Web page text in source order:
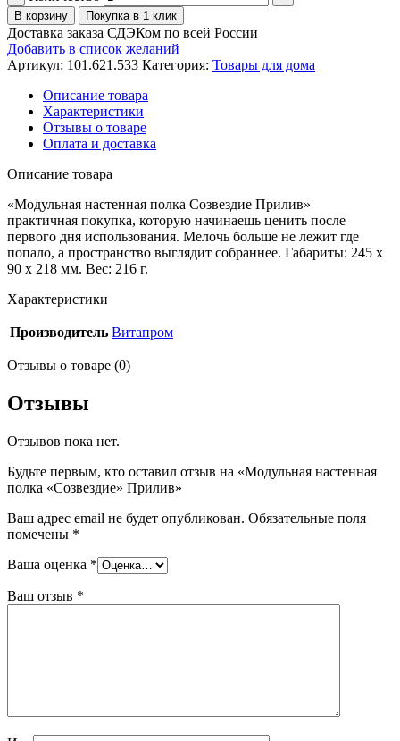
В корзину Покупка в 1 клик
Доставка заказа СДЭКом по всей России
Добавить в список желаний
Артикул: 101.621.533 Категория: Товары для дома
Описание товара
Характеристики
Отзывы о товаре
Оплата и доставка
Описание товара
«Модульная настенная полка Созвездие Прилив» —
практичная покупка, которую начинаешь ценить после
первого дня использования. Мелочь больше не лежит где
попало, а пространство выглядит собраннее. Габариты: 245 x
90 x 218 мм. Вес: 216 г.
Характеристики
Производитель Витапром
Отзывы о товаре (0)
Отзывы
Отзывов пока нет.
Будьте первым, кто оставил отзыв на «Модульная настенная
полка «Созвездие» Прилив»
Ваш адрес email не будет опубликован. Обязательные поля
помечены *
Ваша оценка *
Ваш отзыв *